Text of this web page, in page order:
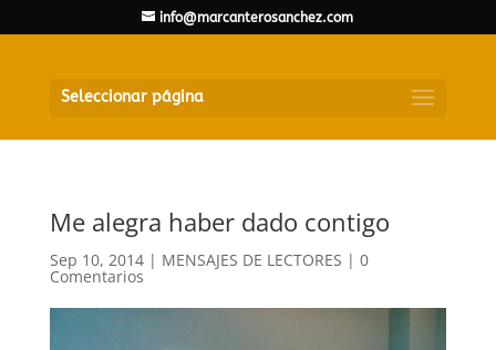
info@marcanterosanchez.com
Seleccionar página
Me alegra haber dado contigo
Sep 10, 2014| MENSAJES DE LECTORES | 0
Comentarios